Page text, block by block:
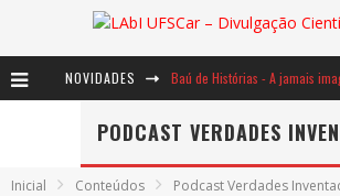
NOVIDADES
Ents: a voz das florestas
Notáveis: Bertha Lutz
PODCAST VERDADES
Inicial Conteúdos Podcast Verdades